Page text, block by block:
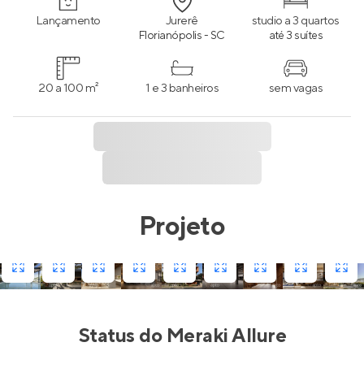
Lançamento Jurerê
Florianópolis - SC
studio a 3 quartos
até 3 suítes
20 a 100 m² 1 e 3 banheiros sem vagas
Projeto
Status do Meraki Allure